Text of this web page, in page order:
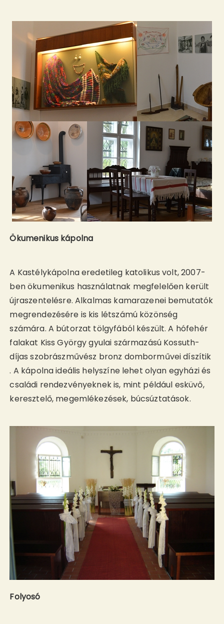
Ökumenikus kápolna
A Kastélykápolna eredetileg katolikus volt, 2007-
ben ökumenikus használatnak megfelelően került
újraszentelésre. Alkalmas kamarazenei bemutatók
megrendezésére is kis létszámú közönség
számára. A bútorzat tölgyfából készült. A hófehér
falakat Kiss György gyulai származású Kossuth-
díjas szobrászművész bronz domborművei díszítik
. A kápolna ideális helyszíne lehet olyan egyházi és
családi rendezvényeknek is, mint például esküvő,
keresztelő, megemlékezések, búcsúztatások.
Folyosó